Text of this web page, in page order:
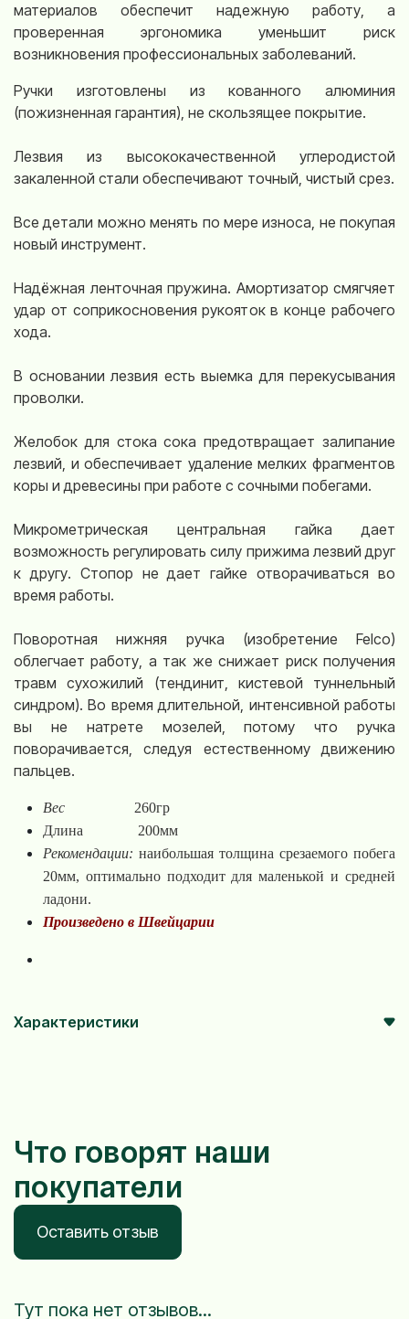
материалов обеспечит надежную работу, а
проверенная эргономика уменьшит риск
возникновения профессиональных заболеваний.
Ручки изготовлены из кованного алюминия
(пожизненная гарантия), не скользящее покрытие.
Лезвия из высококачественной углеродистой
закаленной стали обеспечивают точный, чистый срез.
Все детали можно менять по мере износа, не покупая
новый инструмент.
Надёжная ленточная пружина. Амортизатор смягчяет
удар от соприкосновения рукояток в конце рабочего
хода.
В основании лезвия есть выемка для перекусывания
проволки.
Желобок для стока сока предотвращает залипание
лезвий, и обеспечивает удаление мелких фрагментов
коры и древесины при работе с сочными побегами.
Микрометрическая центральная гайка дает
возможность регулировать силу прижима лезвий друг
к другу. Стопор не дает гайке отворачиваться во
время работы.
Поворотная нижняя ручка (изобретение Felco)
облегчает работу, а так же снижает риск получения
травм сухожилий (тендинит, кистевой туннельный
синдром). Во время длительной, интенсивной работы
вы не натрете мозелей, потому что ручка
поворачивается, следуя естественному движению
пальцев.
Вес
260гр
Длина 200мм
Рекомендации: наибольшая толщина срезаемого побега
20мм, оптимально подходит для маленькой и средней
ладони.
Произведено в Швейцарии
Характеристики
Что говорят наши
покупатели
Оставить отзыв
Тут пока нет отзывов...